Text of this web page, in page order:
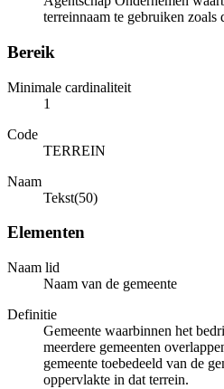
terreinnaam te gebruiken zoals
Bereik
Minimale cardinaliteit
1
Code
TERREIN
Naam
Tekst(50)
Elementen
Naam lid
Naam van de gemeente
Definitie
Gemeente waarbinnen het
meerdere gemeenten
gemeente toebedeeld van de
oppervlakte in dat terrein.